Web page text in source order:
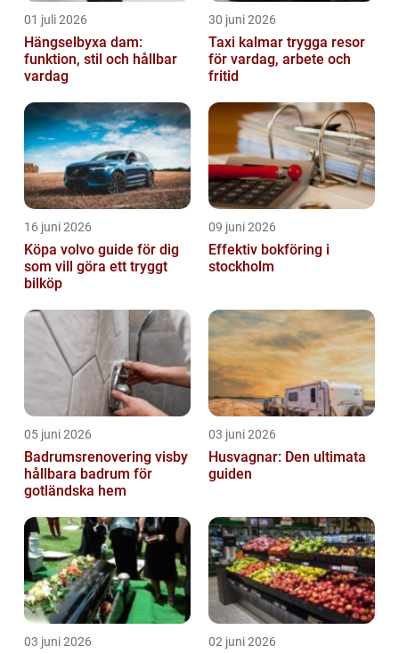
01 juli 2026
Hängselbyxa dam:
funktion, stil och hållbar
vardag
30 juni 2026
Taxi kalmar trygga resor
för vardag, arbete och
fritid
16 juni 2026
Köpa volvo guide för dig
som vill göra ett tryggt
bilköp
09 juni 2026
Effektiv bokföring i
stockholm
05 juni 2026
Badrumsrenovering visby
hållbara badrum för
gotländska hem
03 juni 2026
Husvagnar: Den ultimata
guiden
03 juni 2026 02 juni 2026